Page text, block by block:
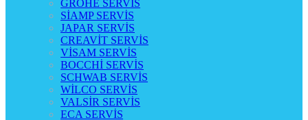
GROHE SERVİS
SİAMP SERVİS
JAPAR SERVİS
CREAVİT SERVİS
VİSAM SERVİS
BOCCHİ SERVİS
SCHWAB SERVİS
WİLCO SERVİS
VALSİR SERVİS
ECA SERVİS